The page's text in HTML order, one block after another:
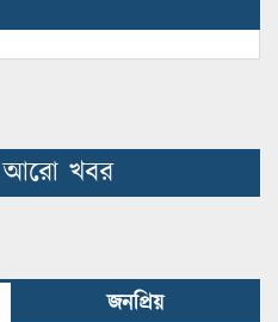
আরো খবর
জনপ্রিয়